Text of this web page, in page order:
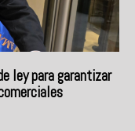
ley para garantizar